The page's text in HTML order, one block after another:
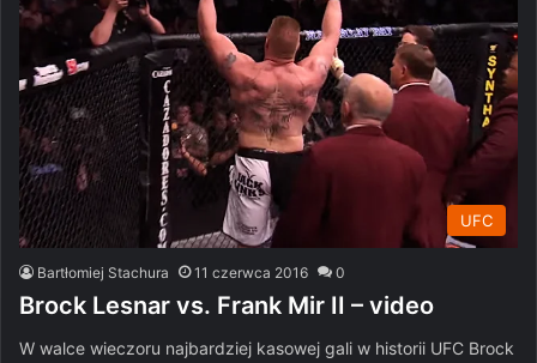
UFC
Bartłomiej Stachura 11 czerwca 2016 0
Brock Lesnar vs. Frank Mir II – video
W walce wieczoru najbardziej kasowej gali w historii UFC Brock